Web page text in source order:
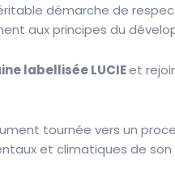
démarche de
aux principes du
labellisée LUCIEet
tournée vers un
et climatiques de